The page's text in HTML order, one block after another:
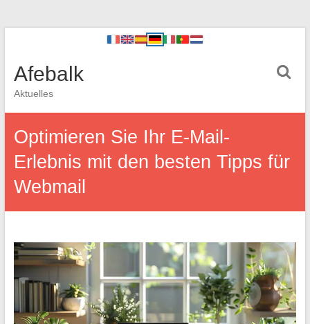
Afebalk
Aktuelles
Optimieren Sie Ihr E-Mail-
Erlebnis mit den besten Tipps für
Webmail